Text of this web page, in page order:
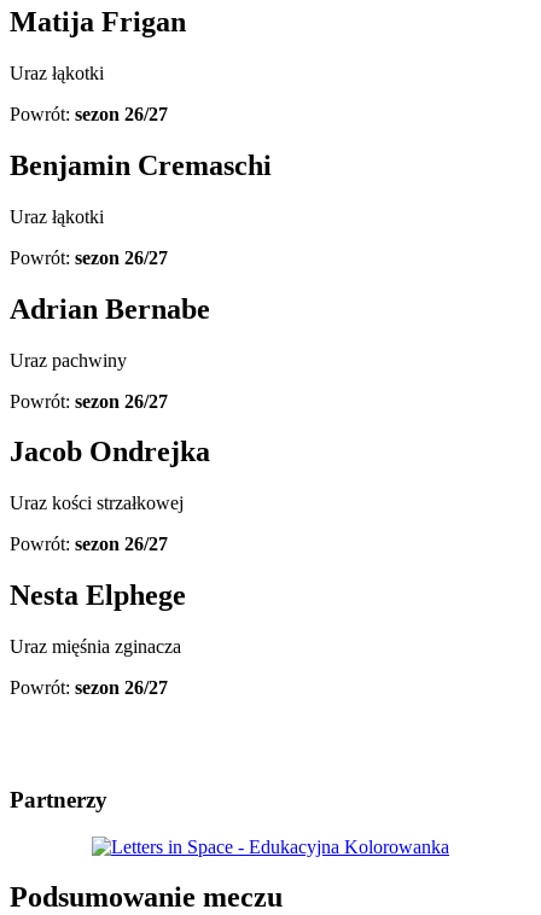
Matija Frigan
Uraz łąkotki
Powrót: sezon 26/27
Benjamin Cremaschi
Uraz łąkotki
Powrót: sezon 26/27
Adrian Bernabe
Uraz pachwiny
Powrót: sezon 26/27
Jacob Ondrejka
Uraz kości strzałkowej
Powrót: sezon 26/27
Nesta Elphege
Uraz mięśnia zginacza
Powrót: sezon 26/27
Partnerzy
Podsumowanie meczu